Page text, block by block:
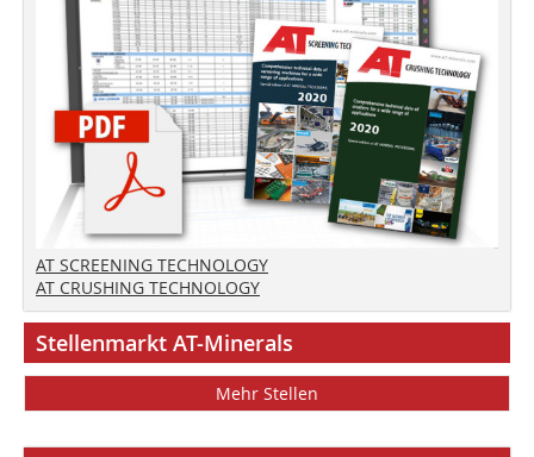
AT SCREENING TECHNOLOGY
AT CRUSHING TECHNOLOGY
Stellenmarkt AT-Minerals
Mehr Stellen